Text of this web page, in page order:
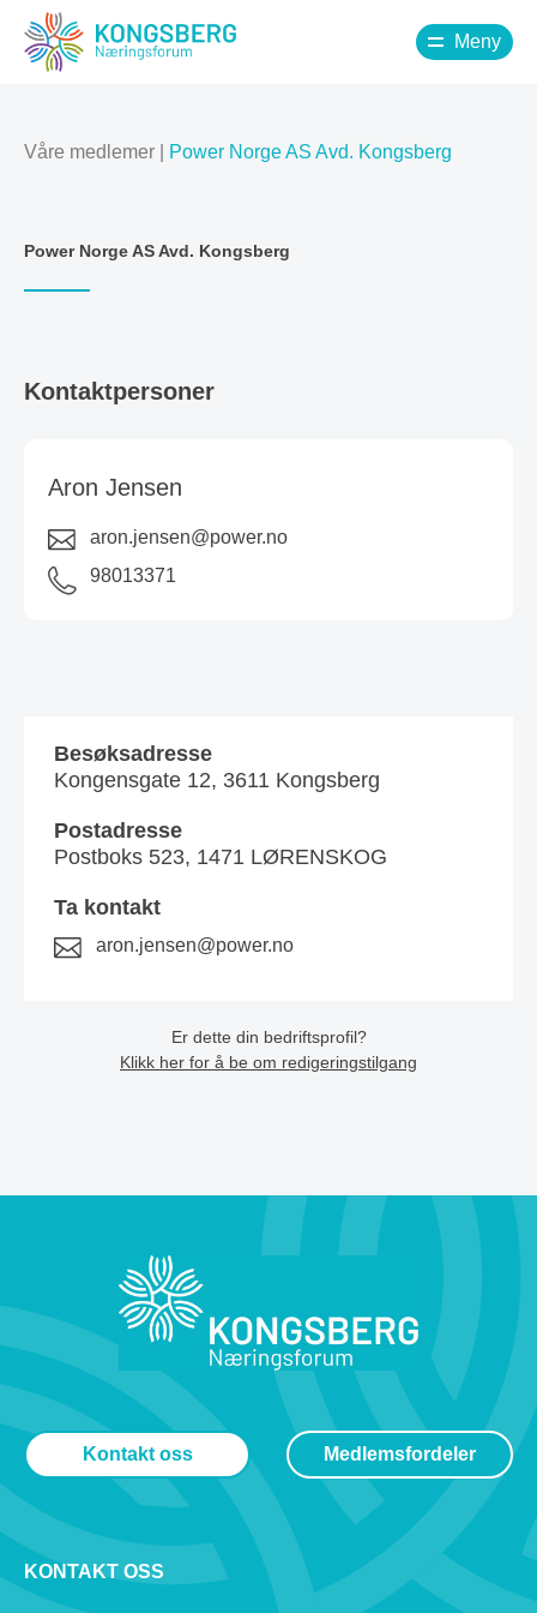
Meny
Våre medlemer Power Norge AS Avd. Kongsberg
Power Norge AS Avd. Kongsberg
Kontaktpersoner
Aron Jensen
aron.jensen@power.no
98013371
Besøksadresse
Kongensgate 12, 3611 Kongsberg
Postadresse
Postboks 523, 1471 LØRENSKOG
Ta kontakt
aron.jensen@power.no
Er dette din bedriftsprofil?
Klikk her for å be om redigeringstilgang
Kontakt oss Medlemsfordeler
KONTAKT OSS